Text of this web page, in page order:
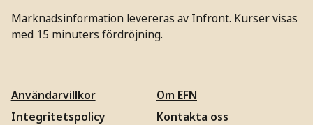
Marknadsinformation levereras av Infront. Kurser visas
med 15 minuters fördröjning.
Användarvillkor
Integritetspolicy
Om EFN
Kontakta oss